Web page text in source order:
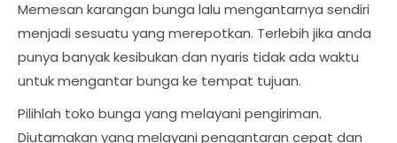
Memesan karangan bunga lalu mengantarnya sendiri
menjadi sesuatu yang merepotkan. Terlebih jika anda
punya banyak kesibukan dan nyaris tidak ada waktu
untuk mengantar bunga ke tempat tujuan.
Pilihlah toko bunga yang melayani pengiriman.
Diutamakan yang melayani pengantaran cepat dan